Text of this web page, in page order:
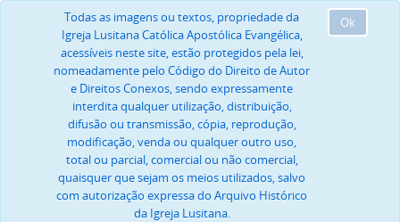
Ok
Todas as imagens ou textos, propriedade da
Igreja Lusitana Católica Apostólica Evangélica,
acessíveis neste site, estão protegidos pela lei,
nomeadamente pelo Código do Direito de Autor
e Direitos Conexos, sendo expressamente
interdita qualquer utilização, distribuição,
difusão ou transmissão, cópia, reprodução,
modificação, venda ou qualquer outro uso,
total ou parcial, comercial ou não comercial,
quaisquer que sejam os meios utilizados, salvo
com autorização expressa do Arquivo Histórico
da Igreja Lusitana.